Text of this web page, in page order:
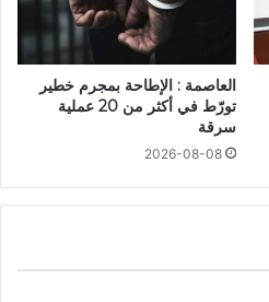
العاصمة : الإطاحة بمجرم خطير
تورّط في أكثر من 20 عملية
سرقة
2026-08-08